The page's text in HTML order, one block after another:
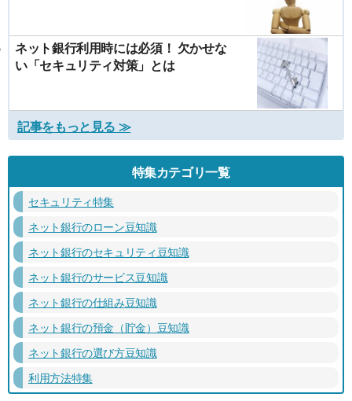
ネット銀行利用時には必須！ 欠かせな
い「セキュリティ対策」とは
記事をもっと見る ≫
特集カテゴリ一覧
セキュリティ特集
ネット銀行のローン豆知識
ネット銀行のセキュリティ豆知識
ネット銀行のサービス豆知識
ネット銀行の仕組み豆知識
ネット銀行の預金（貯金）豆知識
ネット銀行の選び方豆知識
利用方法特集